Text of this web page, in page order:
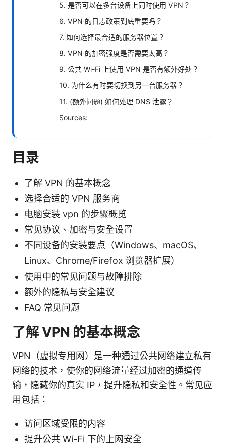
5. 是否可以在多台设备上同时使用 VPN？
6. VPN 的日志政策到底重要吗？
7. 如何选择最合适的服务器位置？
8. VPN 的加密强度是否需要太高？
9. 公共 Wi-Fi 上使用 VPN 是否有额外好处？
10. 为什么有时要切换到另一台服务器？
11. (额外问题) 如何处理 DNS 泄露？
Sources:
目录
了解 VPN 的基本概念
选择合适的 VPN 服务商
电脑安装 vpn 的步骤概览
常见协议、加密与安全设置
不同设备的安装要点（Windows、macOS、
Linux、Chrome/Firefox 浏览器扩展）
使用中的常见问题与故障排除
额外的隐私与安全建议
FAQ 常见问题
了解 VPN 的基本概念
VPN（虚拟专用网）是一种通过公共网络建立私有
网络的技术，使你的网络流量经过加密的通道传
输，隐藏你的真实 IP，提升隐私和安全性。常见应
用包括：
访问区域受限的内容
提升公共 Wi-Fi 下的上网安全